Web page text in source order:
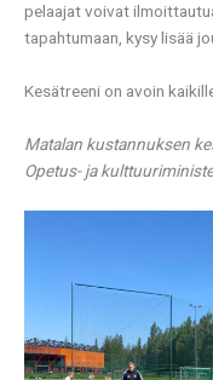
pelaajat voivat
tapahtumaan, kysy lisää
Kesätreeni on avoin
Matalan kustannuksen
Opetus- ja